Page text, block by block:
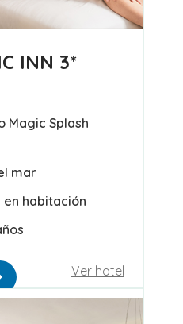
INN 3*
Magic Splash
mar
en habitación
Ver hotel